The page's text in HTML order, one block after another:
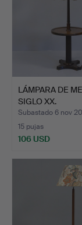
LÁMPARA DE
SIGLO XX.
Subastado 6 nov
15 pujas
106 USD